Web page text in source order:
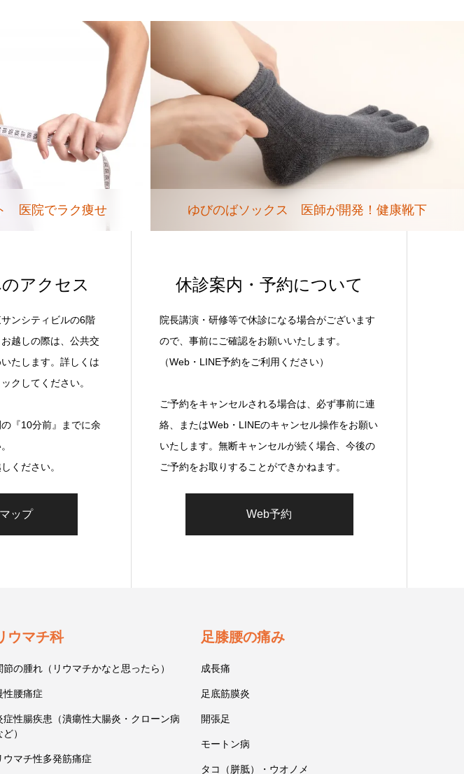
医院でラク痩せ ゆびのばソックス 医師が開発！健康靴下
アクセス
ンシティビルの6階
越しの際は、公共交
たします。詳しくは
クしてください。
『10分前』までに余
ください。
ップ
休診案内・予約について
院長講演・研修等で休診になる場合がございます
ので、事前にご確認をお願いいたします。
（Web・LINE予約をご利用ください）
ご予約をキャンセルされる場合は、必ず事前に連
絡、またはWeb・LINEのキャンセル操作をお願い
いたします。無断キャンセルが続く場合、今後の
ご予約をお取りすることができかねます。
Web予約
ウマチ科
節の腫れ（リウマチかなと思ったら）
性腰痛症
症性腸疾患（潰瘍性大腸炎・クローン病
ど）
ウマチ性多発筋痛症
足膝腰の痛み
成長痛
足底筋膜炎
開張足
モートン病
タコ（胼胝）・ウオノメ